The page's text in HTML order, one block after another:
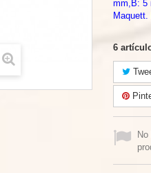
mm,B: 5
Maquett.
6